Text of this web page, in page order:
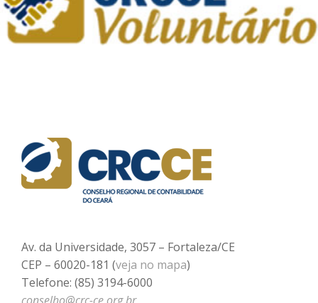
Av. da Universidade, 3057 – Fortaleza/CE
CEP – 60020-181 (veja no mapa)
Telefone: (85) 3194-6000